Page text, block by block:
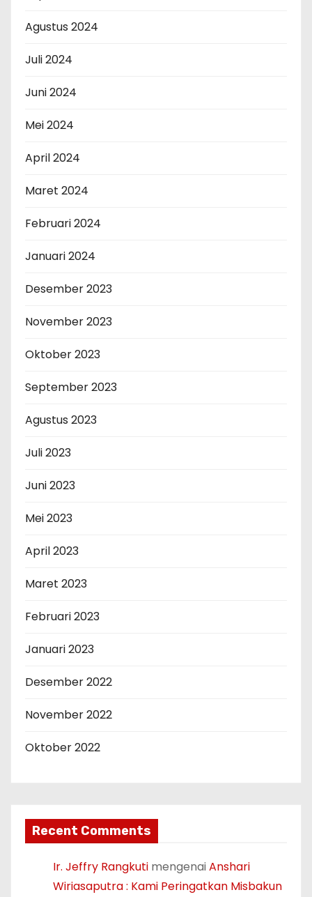
Agustus 2024
Juli 2024
Juni 2024
Mei 2024
April 2024
Maret 2024
Februari 2024
Januari 2024
Desember 2023
November 2023
Oktober 2023
September 2023
Agustus 2023
Juli 2023
Juni 2023
Mei 2023
April 2023
Maret 2023
Februari 2023
Januari 2023
Desember 2022
November 2022
Oktober 2022
Recent Comments
Ir. Jeffry Rangkuti mengenaiAnshari
Wiriasaputra : Kami Peringatkan Misbakun